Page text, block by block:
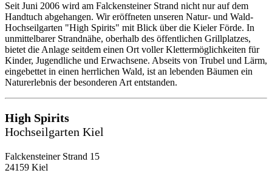
Seit Juni 2006 wird am Falckensteiner Strand nicht nur auf dem
Handtuch abgehangen. Wir eröffneten unseren Natur- und Wald-
Hochseilgarten "High Spirits" mit Blick über die Kieler Förde. In
unmittelbarer Strandnähe, oberhalb des öffentlichen Grillplatzes,
bietet die Anlage seitdem einen Ort voller Klettermöglichkeiten für
Kinder, Jugendliche und Erwachsene. Abseits von Trubel und Lärm,
eingebettet in einen herrlichen Wald, ist an lebenden Bäumen ein
Naturerlebnis der besonderen Art entstanden.
High Spirits
Hochseilgarten Kiel
Falckensteiner Strand 15
24159 Kiel